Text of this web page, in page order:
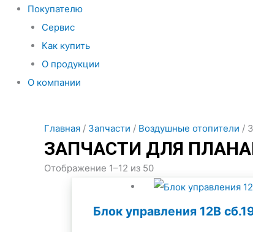
Покупателю
Сервис
Как купить
О продукции
О компании
Главная / Запчасти / Воздушные отопители /
ЗАПЧАСТИ ДЛЯ
Отображение 1–12 из 50
Блок управления 12В